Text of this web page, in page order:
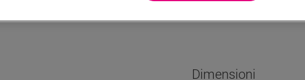
Dimensioni Il design
Dimensioni